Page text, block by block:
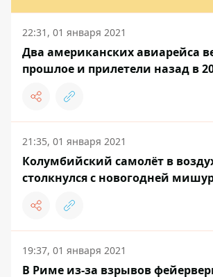
22:31, 01 января 2021
Два американских авиарейса
прошлое и прилетели назад в
21:35, 01 января 2021
Колумбийский самолёт в
столкнулся с новогодней
19:37, 01 января 2021
В Риме из-за взрывов